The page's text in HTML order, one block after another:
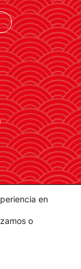
Ankaa Studio
en
o